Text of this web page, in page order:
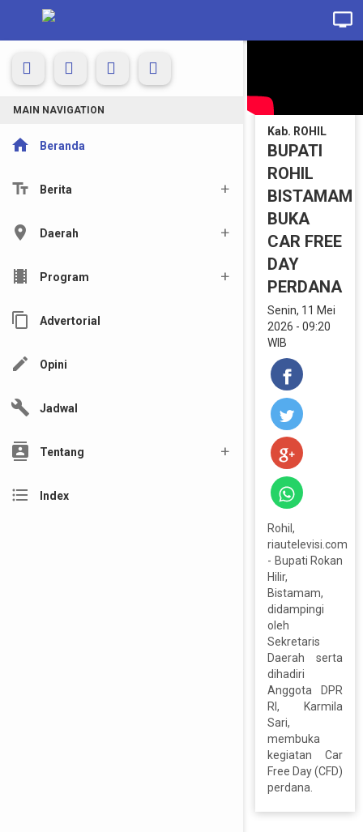
MAIN NAVIGATION
home Beranda
text_fields Berita
location_on Daerah
local_movies Program
content_copy Advertorial
edit Opini
build Jadwal
contacts Tentang
format_list_bulleted Index
Kab. ROHIL
BUPATI
ROHIL
BISTAMAM
BUKA
CAR FREE
DAY
PERDANA
Senin, 11 Mei
2026 - 09:20
WIB
Rohil,
riautelevisi.com
- Bupati Rokan
Hilir,
Bistamam,
didampingi
oleh
Sekretaris
Daerah serta
dihadiri
Anggota DPR
RI, Karmila
Sari,
membuka
kegiatan Car
Free Day (CFD)
perdana.